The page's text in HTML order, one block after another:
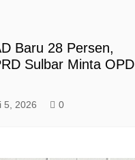
Baru 28 Persen,
Sulbar Minta OPD
5, 2026 0